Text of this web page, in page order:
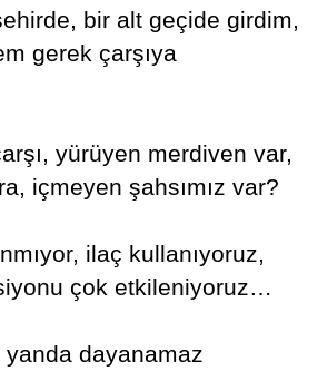
bir alt geçide girdim,
gerek çarşıya
yürüyen merdiven var,
içmeyen şahsımız var?
ilaç kullanıyoruz,
çok etkileniyoruz…
yanda dayanamaz